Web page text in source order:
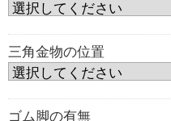
三角金物の位置
ゴム脚の有無